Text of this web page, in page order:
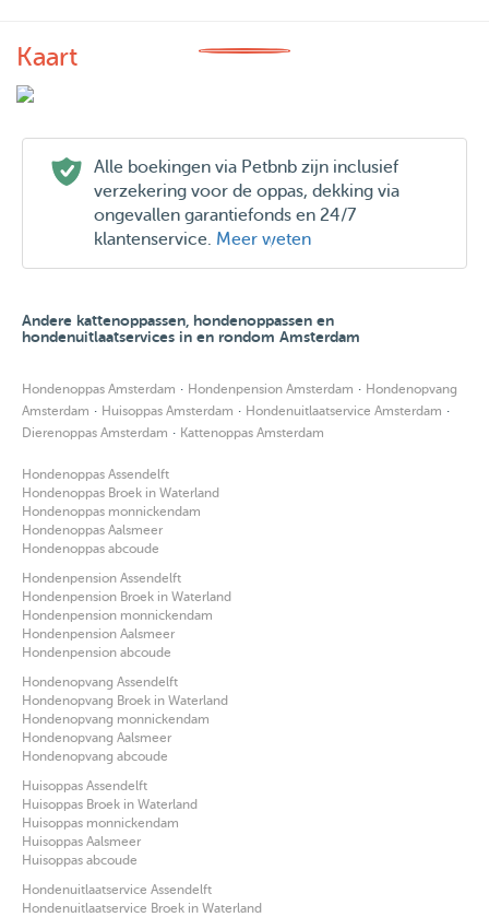
Kaart
Alle boekingen via Petbnb zijn inclusief
verzekering voor de oppas, dekking via
ongevallen garantiefonds en 24/7
klantenservice. Meer weten
Andere kattenoppassen, hondenoppassen en
hondenuitlaatservices in en rondom Amsterdam
Hondenoppas Amsterdam · Hondenpension Amsterdam · Hondenopvang
Amsterdam · Huisoppas Amsterdam · Hondenuitlaatservice Amsterdam ·
Dierenoppas Amsterdam · Kattenoppas Amsterdam
Hondenoppas Assendelft
Hondenoppas Broek in Waterland
Hondenoppas monnickendam
Hondenoppas Aalsmeer
Hondenoppas abcoude
Hondenpension Assendelft
Hondenpension Broek in Waterland
Hondenpension monnickendam
Hondenpension Aalsmeer
Hondenpension abcoude
Hondenopvang Assendelft
Hondenopvang Broek in Waterland
Hondenopvang monnickendam
Hondenopvang Aalsmeer
Hondenopvang abcoude
Huisoppas Assendelft
Huisoppas Broek in Waterland
Huisoppas monnickendam
Huisoppas Aalsmeer
Huisoppas abcoude
Hondenuitlaatservice Assendelft
Hondenuitlaatservice Broek in Waterland